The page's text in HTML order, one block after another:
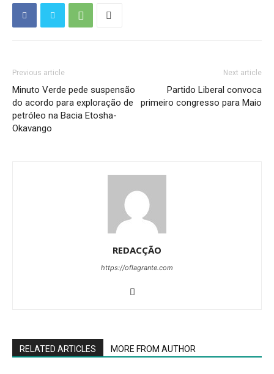
Previous article
Minuto Verde pede suspensão
do acordo para exploração de
petróleo na Bacia Etosha-
Okavango
Next article
Partido Liberal convoca
primeiro congresso para Maio
REDACÇÃO
https://oflagrante.com
RELATED ARTICLES MORE FROM AUTHOR